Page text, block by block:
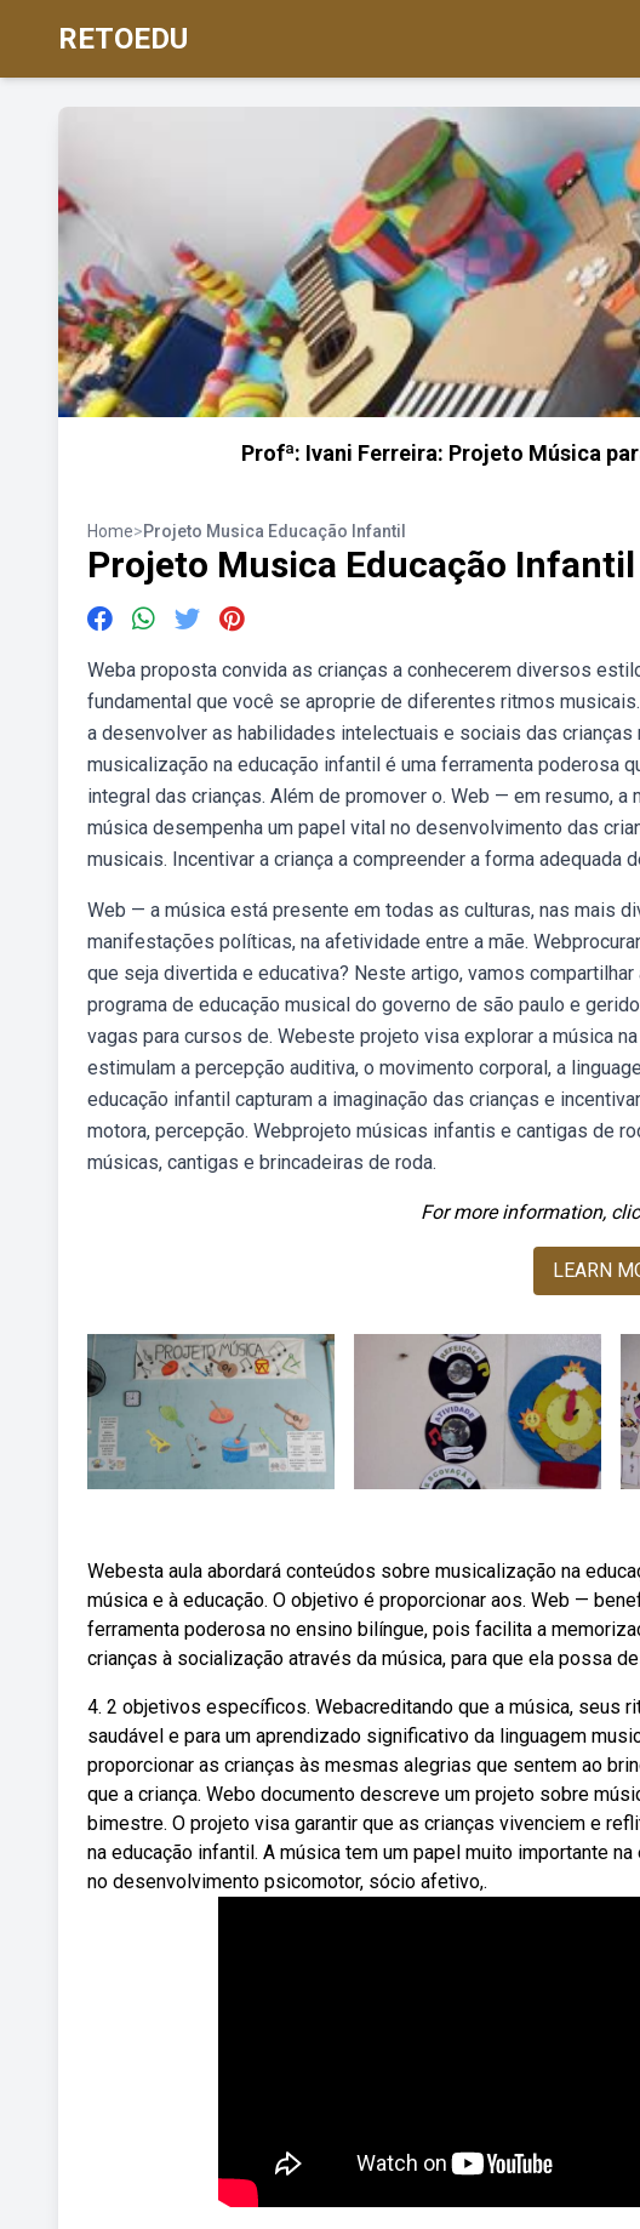
RETOEDU
Profª: Ivani Ferreira: Projeto Música
Home>Projeto Musica Educação Infantil
Projeto Musica Educação Infantil
Weba proposta convida as crianças a conhecerem diversos
fundamental que você se aproprie de diferentes ritmos
a desenvolver as habilidades intelectuais e sociais das crianças
musicalização na educação infantil é uma ferramenta poderosa
integral das crianças. Além de promover o. Web — em resumo,
música desempenha um papel vital no desenvolvimento das
musicais. Incentivar a criança a compreender a forma adequada
Web — a música está presente em todas as culturas, nas mais
manifestações políticas, na afetividade entre a mãe.
que seja divertida e educativa? Neste artigo, vamos
programa de educação musical do governo de são paulo e
vagas para cursos de. Webeste projeto visa explorar a música
estimulam a percepção auditiva, o movimento corporal, a
educação infantil capturam a imaginação das crianças e
motora, percepção. Webprojeto músicas infantis e cantigas de
músicas, cantigas e brincadeiras de roda.
For more information,
LEARN
Webesta aula abordará conteúdos sobre musicalização na
música e à educação. O objetivo é proporcionar aos. Web —
ferramenta poderosa no ensino bilíngue, pois facilita a
crianças à socialização através da música, para que ela possa
4. 2 objetivos específicos. Webacreditando que a música, seus
saudável e para um aprendizado significativo da linguagem
proporcionar as crianças às mesmas alegrias que sentem ao
que a criança. Webo documento descreve um projeto sobre
bimestre. O projeto visa garantir que as crianças vivenciem e
na educação infantil. A música tem um papel muito importante
no desenvolvimento psicomotor, sócio afetivo,.